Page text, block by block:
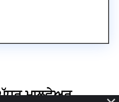
ਮਾਲਵੇਅਰ